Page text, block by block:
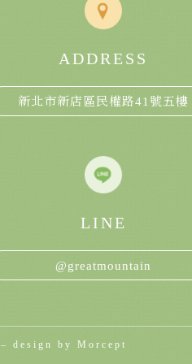
ADDRESS
新北市新店區民權路41號五樓
LINE
@greatmountain
– design by Morcept